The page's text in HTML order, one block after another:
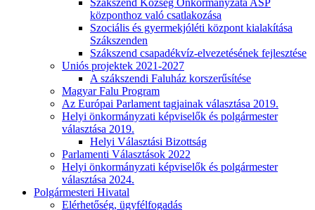
Szákszend Község Önkormányzata ASP
központhoz való csatlakozása
Szociális és gyermekjóléti központ kialakítása
Szákszenden
Szákszend csapadékvíz-elvezetésének fejlesztése
Uniós projektek 2021-2027
A szákszendi Faluház korszerűsítése
Magyar Falu Program
Az Európai Parlament tagjainak választása 2019.
Helyi önkormányzati képviselők és polgármester
választása 2019.
Helyi Választási Bizottság
Parlamenti Választások 2022
Helyi önkormányzati képviselők és polgármester
választása 2024.
Polgármesteri Hivatal
Elérhetőség, ügyfélfogadás